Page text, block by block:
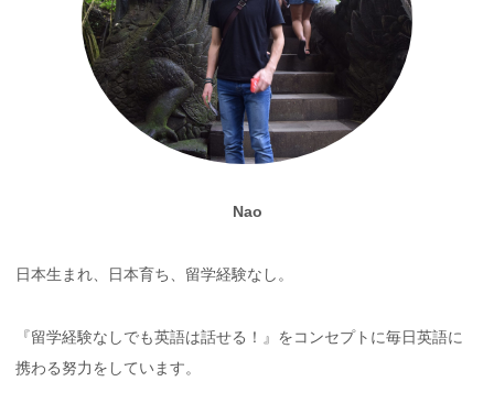
Nao
日本生まれ、日本育ち、留学経験なし。
『留学経験なしでも英語は話せる！』をコンセプトに毎日英語に
携わる努力をしています。